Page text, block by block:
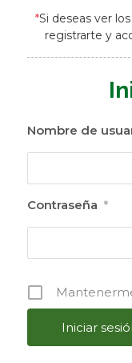
*Si deseas ver
registrarte y
Nombre de
Contraseña *